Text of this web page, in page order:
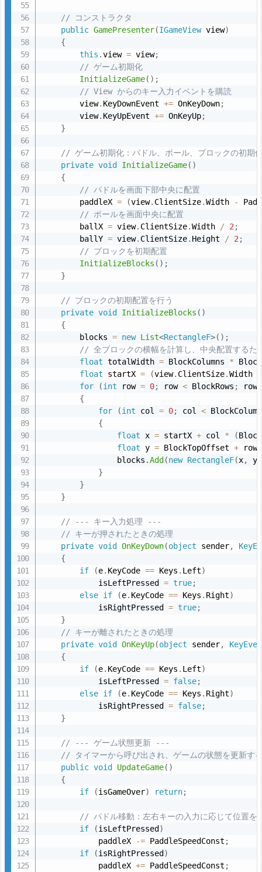
図：
ゲ
ー
ー
プ
イ
マ
ー
処
5.
4.
ア
ク
テ
テ
ィ
ゲ
ー
ム
更
イ
ク
6.
参
（M
o
d
e
l
ク
ラ
ス
も
分
割
実
装
し
た
サ
ン
プ
ル）
// コンストラクタ
public GamePresenter(IGameView view)
{
this .view = view;
// ゲーム初期化
InitializeGame( ) ;
// View からのキー入力イベントを購読
        view
. KeyDownEvent += OnKeyDown;
        view
. KeyUpEvent += OnKeyUp;
}
// ゲーム初期化：パドル、ボール、ブロックの初期
private void InitializeGame( )
{
// パドルを画面下部中央に配置
        paddleX
= (view. ClientSize.Width -
// ボールを画面中央に配置
        ballX
= view. ClientSize.Width / 2 ;
        ballY
= view. ClientSize. Height / 2 ;
// ブロックを初期配置
InitializeBlocks ( ) ;
}
// ブロックの初期配置を行う
private void InitializeBlocks ( )
{
        blocks
= new List<RectangleF>( ) ;
// 全ブロックの横幅を計算し、中央配置するた
float totalWidth = BlockColumns *
float startX = (view. ClientSize.Width
for
(int row = 0; row < BlockRows ; row
{
for
(int col = 0; col <
{
float x = startX + col * (
float y = BlockTopOffset + row
                blocks
.Add (new RectangleF(x, y
}
}
}
// --- キー入力処理 ---
// キーが押されたときの処理
private void OnKeyDown(object sender,
{
if
(e. KeyCode == Keys . Left)
            isLeftPressed
= true;
else if (e. KeyCode == Keys . Right)
            isRightPressed
= true;
}
// キーが離されたときの処理
private void OnKeyUp(object sender,
{
if
(e. KeyCode == Keys . Left)
            isLeftPressed
= false;
else if (e. KeyCode == Keys . Right)
            isRightPressed
= false;
}
// --- ゲーム状態更新 ---
// タイマーから呼び出され、ゲームの状態を更新す
public void UpdateGame( )
{
if
(isGameOver) return;
// パドル移動：左右キーの入力に応じて位置を
if
(isLeftPressed )
            paddleX
-= PaddleSpeedConst ;
if
(isRightPressed )
            paddleX
+= PaddleSpeedConst ;